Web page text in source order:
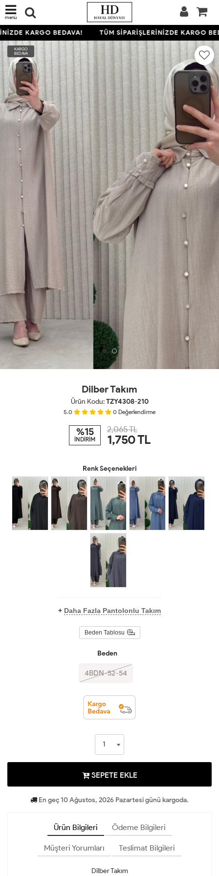
menü
KARGO BEDAVA! TÜM SİPARİŞLERİNİZDE KARGO
KARGO
BEDAVA
Dilber Takım
Ürün Kodu:TZY4308-210
5.0 0 Değerlendirme
%15
İNDİRİM
2,065 TL
1,750TL
Renk Seçenekleri
+ Daha Fazla Pantolonlu Takım
Beden Tablosu
Beden
4BDN-52-54
SEPETE EKLE
En geç 10 Ağustos, 2026 Pazartesi günü kargoda.
Ürün Bilgileri Ödeme Bilgileri
Müşteri Yorumları Teslimat Bilgileri
Dilber Takım